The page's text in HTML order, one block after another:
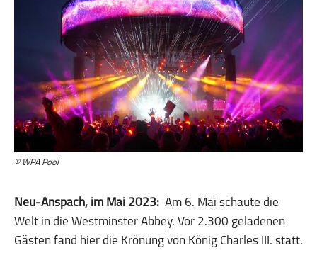
© WPA Pool
Neu-Anspach, im Mai 2023: Am 6. Mai schaute die
Welt in die Westminster Abbey. Vor 2.300 geladenen
Gästen fand hier die Krönung von König Charles III. statt.